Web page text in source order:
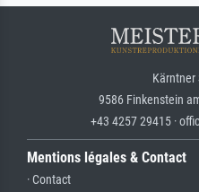
Kärntner
9586 Finkenstein
+43 4257 29415 ·
Mentions légales & Contact
· Contact